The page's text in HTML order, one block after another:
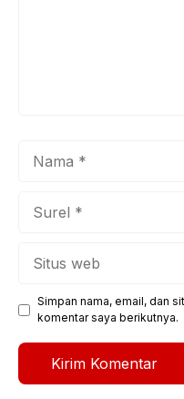
Simpan nama, email, dan
komentar saya berikutnya.